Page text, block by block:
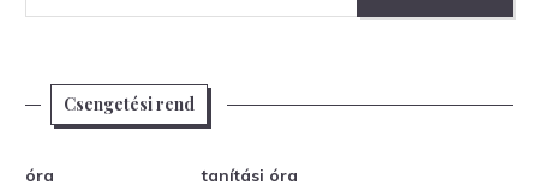
Csengetési rend
óra
tanítási óra